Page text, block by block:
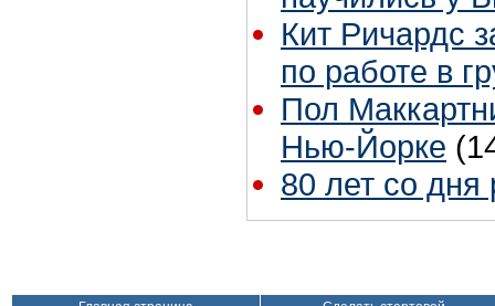
Кит Ричардс
по работе в
Пол
Нью-Йорке
80 лет со